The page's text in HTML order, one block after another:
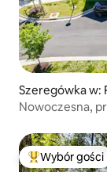
Szeregówka w:
Nowoczesna,
Wybór gości